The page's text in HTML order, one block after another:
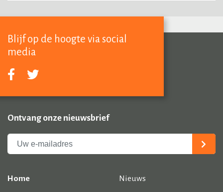
Blijf op de hoogte via social
media
Ontvang onze nieuwsbrief
Home
Nieuws